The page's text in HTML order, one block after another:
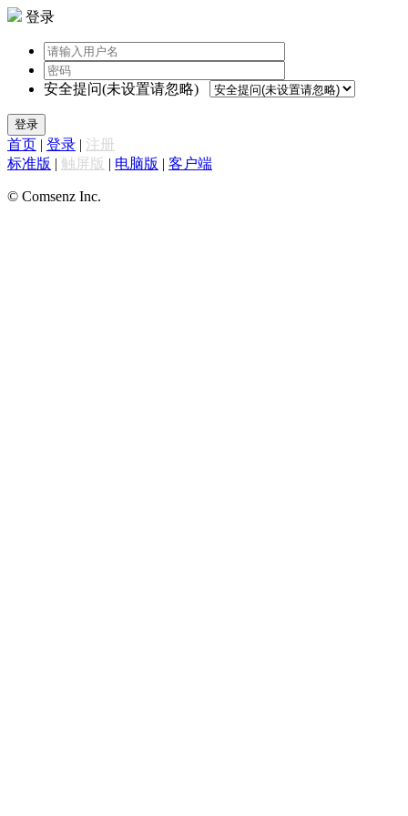
登录
安全提问(未设置请忽略)
登录
首页 | 登录 | 注册
标准版 | 触屏版 | 电脑版 | 客户端
© Comsenz Inc.